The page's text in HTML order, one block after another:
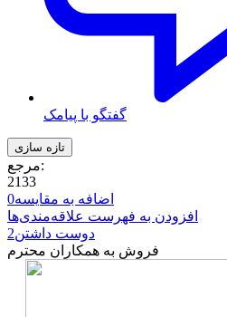
گفتگو با پیامک
مرجع:
2133
اضافه به مقایسه0
افزودن به فهرست علاقه‌مندی‌ها
دوست داشتن2
فروش به همکاران محترم